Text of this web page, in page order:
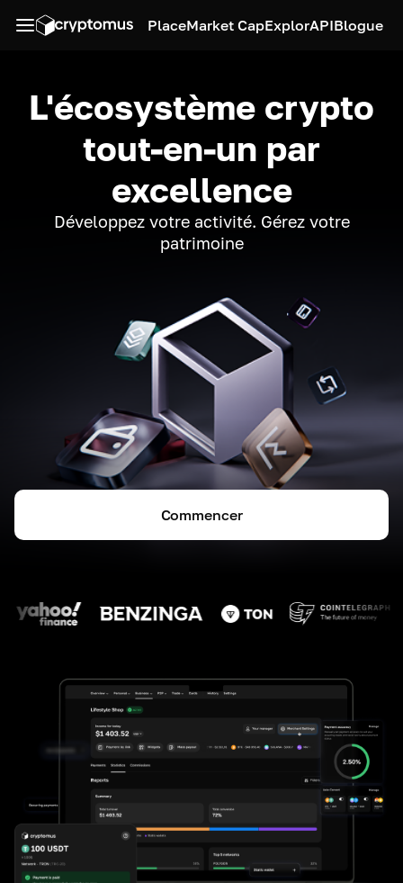
PlaceMarket CapExplorAPIBlogue
L'écosystème crypto
tout-en-un par
excellence
Développez votre activité. Gérez votre
patrimoine
Commencer